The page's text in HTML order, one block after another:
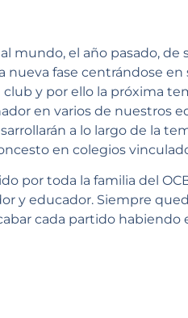
mundo, el año pasado, de
fase centrándose en
y por ello la próxima
en varios de nuestros
a lo largo de la
en colegios
por toda la familia del
y educador. Siempre
cada partido habiendo